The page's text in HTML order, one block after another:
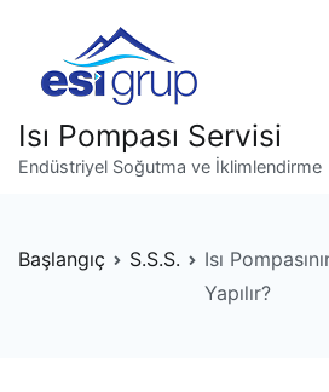
Isı Pompası Servisi
Endüstriyel Soğutma ve İklimlendirme
Başlangıç S.S.S.
Isı
Yapılır?